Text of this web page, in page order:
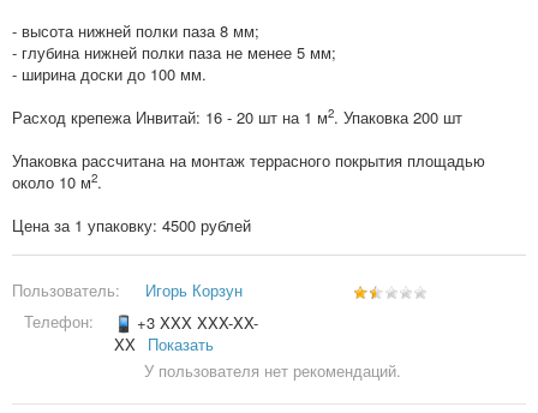
- высота нижней полки паза 8 мм;
- глубина нижней полки паза не менее 5 мм;
- ширина доски до 100 мм.
Расход крепежа Инвитай: 16 - 20 шт на 1 м2. Упаковка 200 шт
Упаковка рассчитана на монтаж террасного покрытия площадью
около 10 м2.
Цена за 1 упаковку: 4500 рублей
Пользователь:
Игорь Корзун
Телефон:
+3 XXX XXX-XX-
XX
Показать
У пользователя нет рекомендаций.